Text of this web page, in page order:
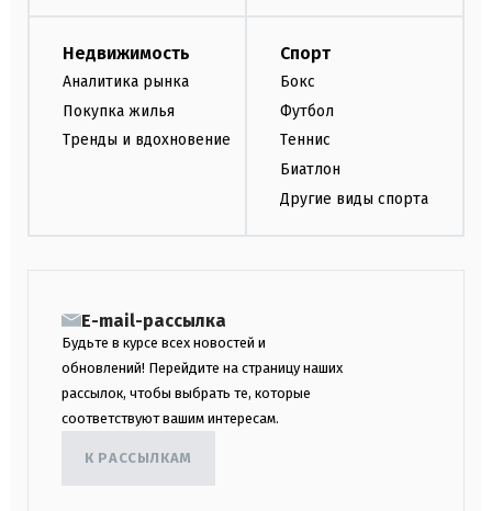
Недвижимость
Аналитика рынка
Покупка жилья
Тренды и вдохновение
Спорт
Бокс
Футбол
Теннис
Биатлон
Другие виды спорта
E-mail-рассылка
Будьте в курсе всех новостей и
обновлений! Перейдите на страницу наших
рассылок, чтобы выбрать те, которые
соответствуют вашим интересам.
К РАССЫЛКАМ